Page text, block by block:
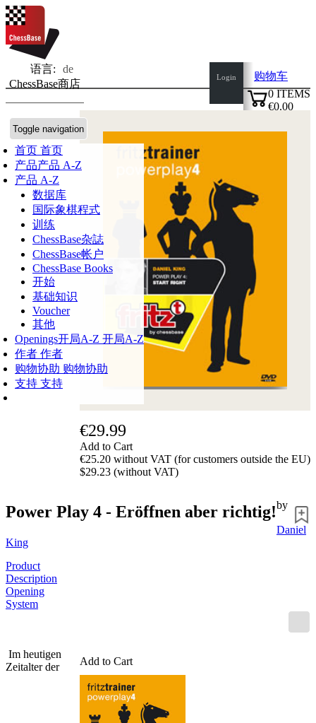
语言:
de
ChessBase商店
Toggle navigation
首页 首页
产品产品 A-Z
产品 A-Z
数据库
国际象棋程式
训练
ChessBase杂誌
ChessBase帐户
ChessBase Books
开始
基础知识
Voucher
其他
Openings开局A-Z 开局A-Z
作者 作者
购物协助 购物协助
支持 支持
Login
购物车
0 ITEMS
€0.00
€29.99
Add to Cart
€25.20 without VAT (for customers outside the EU)
$29.23 (without VAT)
Power Play 4 - Eröffnen aber richtig!by
Daniel
King
Product
Description
Opening
System
Add to Cart
Im heutigen
Zeitalter der